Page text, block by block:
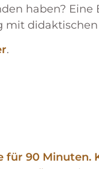
haben?
mit
.
für 90 Minuten.